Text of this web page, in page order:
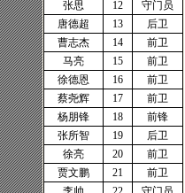
张思
12
守门员
唐德超
13
后卫
曹志杰
14
前卫
马亮
15
前卫
徐德恩
16
前卫
蔡尧辉
17
前卫
杨朋锋
18
前锋
张所智
19
后卫
徐亮
20
前卫
贾文鹏
21
前卫